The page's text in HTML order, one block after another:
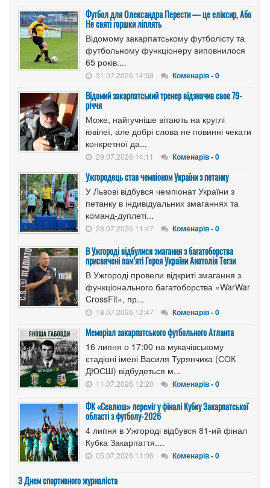
Футбол для Олександра Перести — це еліксир, Або
Не святі горшки ліплять
Відомому закарпатському футболісту та
футбольному функціонеру виповнилося
65 років....
31.07.2026 14:59 Коменарів - 0
Відомий закарпатський тренер відзначив своє 79-
річчя
Може, найгучніше вітають на круглі
ювілеї, але добрі слова не повинні чекати
конкретної да...
29.07.2026 14:11 Коменарів - 0
Ужгородець став чемпіоном України з петанку
У Львові відбувся чемпіонат України з
петанку в індивідуальних змаганнях та
команд-дуплеті...
28.07.2026 11:47 Коменарів - 0
В Ужгороді відбулися змагання з багатоборства
присвячені пам’яті Героя України Анатолія Тегзи
В Ужгороді провели відкриті змагання з
функціонального багатоборства «WarWar
CrossFit», пр...
18.07.2026 12:47 Коменарів - 0
Меморіал закарпатського футбольного Атланта
16 липня о 17:00 на мукачівському
стадіоні імені Василя Турянчика (СОК
ДЮСШ) відбудеться м...
11.07.2026 12:20 Коменарів - 0
ФК «Севлюш» переміг у фіналі Кубку Закарпатської
області з футболу-2026
4 липня в Ужгороді відбувся 81-ий фінал
Кубка Закарпаття....
05.07.2026 11:06 Коменарів - 0
З Днем спортивного журналіста